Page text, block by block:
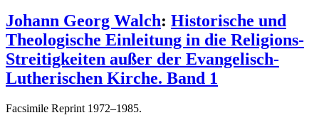
Johann Georg Walch: Historische und
Theologische Einleitung in die Religions-
Streitigkeiten außer der Evangelisch-
Lutherischen Kirche. Band 1
Facsimile Reprint 1972–1985.